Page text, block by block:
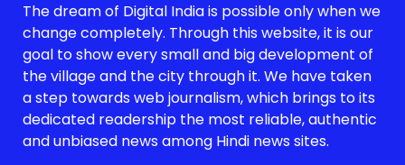
The dream of Digital India is possible only when we
change completely. Through this website, it is our
goal to show every small and big development of
the village and the city through it. We have taken
a step towards web journalism, which brings to its
dedicated readership the most reliable, authentic
and unbiased news among Hindi news sites.